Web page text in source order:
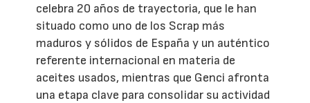
celebra 20 años de trayectoria, que le han
situado como uno de los Scrap más
maduros y sólidos de España y un auténtico
referente internacional en materia de
aceites usados, mientras que Genci afronta
una etapa clave para consolidar su actividad